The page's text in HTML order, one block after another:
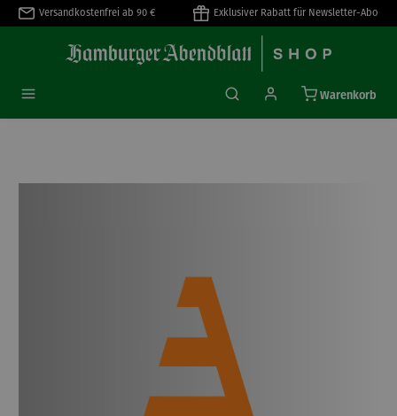
springen
Versandkostenfrei ab 90 € Exklusiver Rabatt für Newsletter-Abo
Warenkorb